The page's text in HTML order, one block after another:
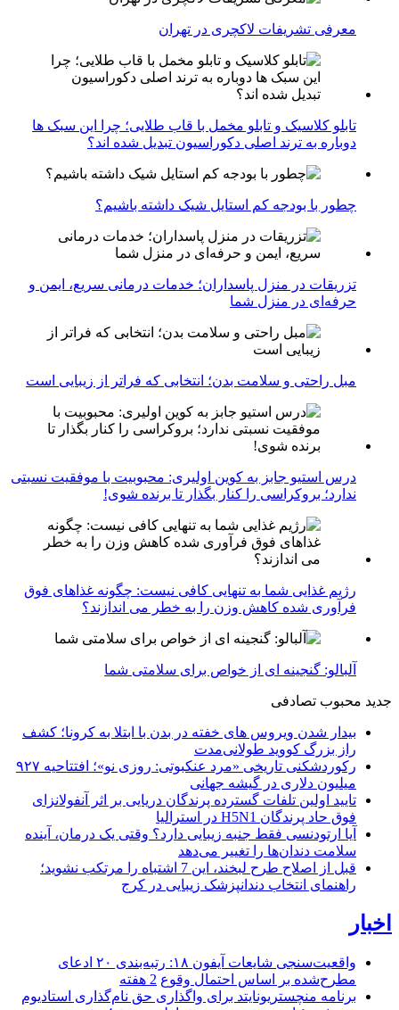
معرفی تشریفات لاکچری در تهران
تابلو کلاسیک و تابلو مخمل با قاب طلایی؛ چرا این سبک ها
دوباره به ترند اصلی دکوراسیون تبدیل شده اند؟
چطور با بودجه کم استایل شیک داشته باشیم؟
تزریقات در منزل پاسداران؛ خدمات درمانی سریع، ایمن و
حرفه‌ای در منزل شما
مبل راحتی و سلامت بدن؛ انتخابی که فراتر از زیبایی است
درس استیو جابز به کوین اولیری: محبوبیت با موفقیت نسبتی
ندارد؛ بروکراسی را کنار بگذار تا برنده شوی!
رژیم غذایی شما به تنهایی کافی نیست: چگونه غذاهای فوق
فرآوری شده کاهش وزن را به خطر می اندازند؟
آلبالو: گنجینه ای از خواص برای سلامتی شما
جدید محبوب تصادفی
بیدار شدن ویروس‌ های خفته در بدن با ابتلا به کرونا؛ کشف
راز بزرگ کووید طولانی‌مدت
رکوردشکنی تاریخی «مرد عنکبوتی: روزی نو»؛ افتتاحیه ۹۲۷
میلیون دلاری در گیشه جهانی
تایید اولین تلفات گسترده پرندگان دریایی بر اثر آنفولانزای
فوق حاد پرندگان H5N1 در استرالیا
آیا ارتودنسی فقط جنبه زیبایی دارد؟ وقتی یک درمان، آینده
سلامت دندان‌ها را تغییر می‌دهد
قبل از اصلاح طرح لبخند، این 7 اشتباه را مرتکب نشوید؛
راهنمای انتخاب دندانپزشک زیبایی در کرج
اخبار
واقعیت‌سنجی شایعات آیفون ۱۸: رتبه‌بندی ۲۰ ادعای
مطرح‌شده بر اساس احتمال وقوع 2 هفته
برنامه منچستریونایتد برای واگذاری حق نام‌گذاری استادیوم